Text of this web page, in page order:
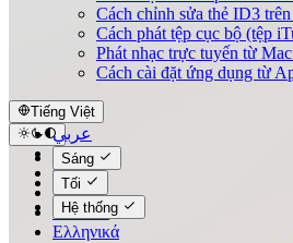
Cách chỉnh sửa thẻ ID3
Cách phát tệp cục bộ (tệp
Phát nhạc trực tuyến từ
Cách cài đặt ứng dụng từ
Tiếng Việt
عربي
Català
Čeština
Dansk
Deutsch
Ελληνικά
Sáng
Tối
Hệ thống